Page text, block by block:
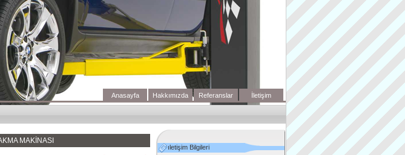
Anasayfa Hakkımızda Referanslar İletişim
MAKİNASI
ıletişim Bilgileri